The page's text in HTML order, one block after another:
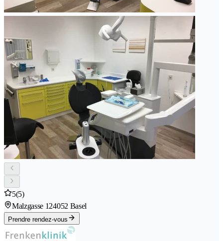
5(5)
Malzgasse 124052 Basel
Prendre rendez-vous